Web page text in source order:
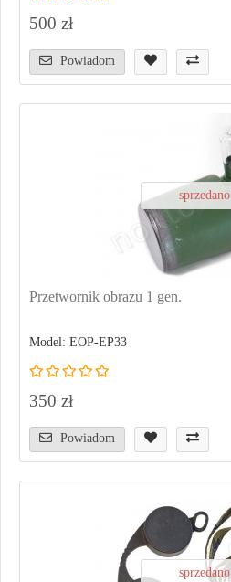
500 zł
Powiadom
sprzedano
Przetwornik obrazu 1 gen.
Model: EOP-EP33
350 zł
Powiadom
sprzedano